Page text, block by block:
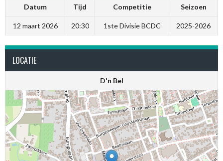
Datum Tijd Competitie Seizoen
12 maart 2026 20:30 1ste Divisie BCDC 2025-2026
LOCATIE
D'n Bel